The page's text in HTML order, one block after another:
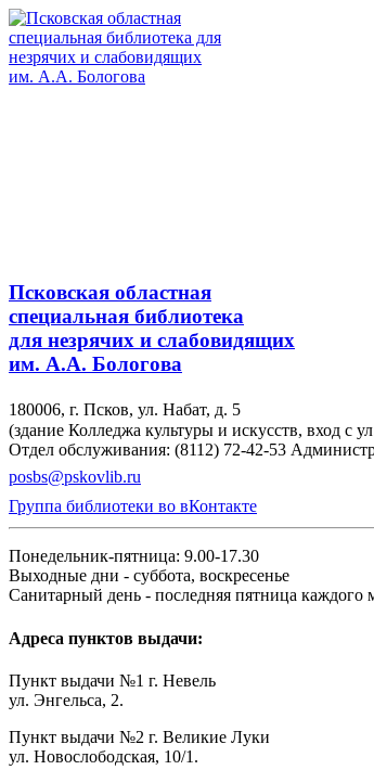
Псковская областная
специальная библиотека
для незрячих и слабовидящих
им. А.А. Бологова
180006, г. Псков, ул. Набат, д. 5
(здание Колледжа культуры и искусств, вход с
Отдел обслуживания: (8112) 72-42-53
posbs@pskovlib.ru
Группа библиотеки во вКонтакте
Понедельник-пятница: 9.00-17.30
Выходные дни - суббота, воскресенье
Санитарный день - последняя пятница каждого
Адреса пунктов выдачи:
Пункт выдачи №1 г. Невель
ул. Энгельса, 2.
Пункт выдачи №2 г. Великие Луки
ул. Новослободская, 10/1.